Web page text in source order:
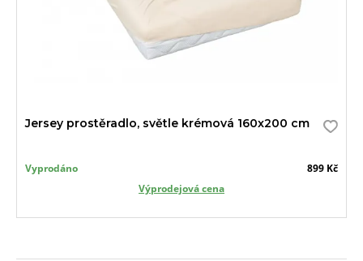
Jersey prostěradlo, světle krémová 160x200 cm
Vyprodáno
899 Kč
Výprodejová cena